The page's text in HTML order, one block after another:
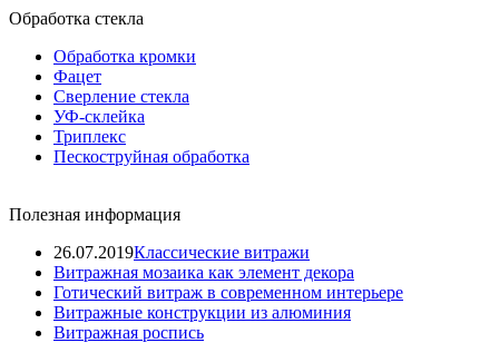
Обработка стекла
Обработка кромки
Фацет
Сверление стекла
УФ-склейка
Триплекс
Пескоструйная обработка
Полезная информация
26.07.2019Классические витражи
Витражная мозаика как элемент декора
Готический витраж в современном интерьере
Витражные конструкции из алюминия
Витражная роспись